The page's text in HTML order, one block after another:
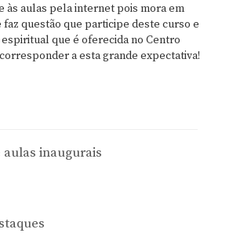
às aulas pela internet pois mora em
faz questão que participe deste curso e
que é oferecida no Centro
a esta grande expectativa!
aulas inaugurais